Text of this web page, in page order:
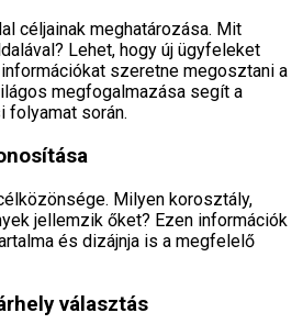
céljainak meghatározása. Mit
Lehet, hogy új ügyfeleket
szeretne megosztani a
megfogalmazása segít a
során.
Milyen korosztály,
jellemzik őket? Ezen információk
és dizájnja is a megfelelő
választás